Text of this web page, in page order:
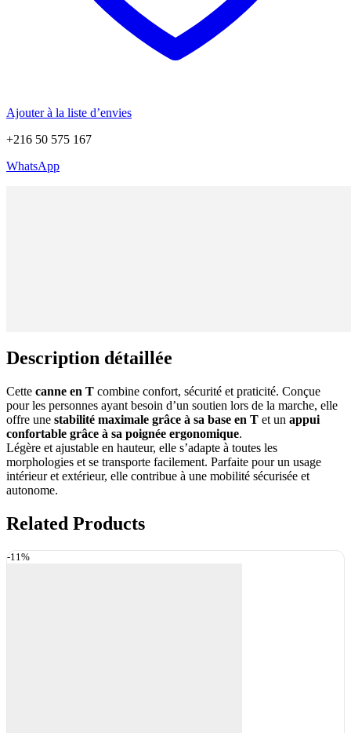
Ajouter à la liste d’envies
+216 50 575 167
WhatsApp
Description détaillée
Cette canne en T combine confort, sécurité et praticité. Conçue
pour les personnes ayant besoin d’un soutien lors de la marche, elle
offre une stabilité maximale grâce à sa base en T et un appui
confortable grâce à sa poignée ergonomique.
Légère et ajustable en hauteur, elle s’adapte à toutes les
morphologies et se transporte facilement. Parfaite pour un usage
intérieur et extérieur, elle contribue à une mobilité sécurisée et
autonome.
Related Products
-11%